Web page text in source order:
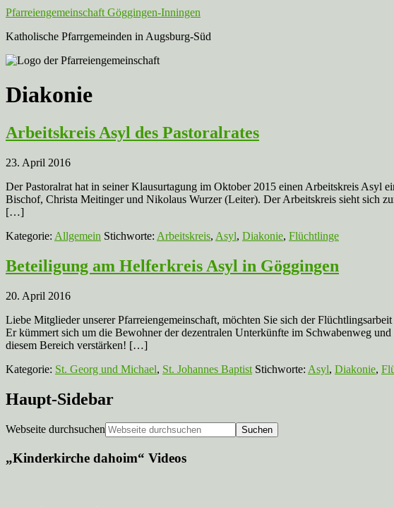
Pfarreiengemeinschaft Göggingen-Inningen
Katholische Pfarrgemeinden in Augsburg-Süd
Diakonie
Arbeitskreis Asyl des Pastoralrates
23. April 2016
Der Pastoralrat hat in seiner Klausurtagung im Oktober 2015 einen Arbeitskreis Asyl
Bischof, Christa Meitinger und Nikolaus Wurzer (Leiter). Der Arbeitskreis sieht sich
[…]
Kategorie: Allgemein Stichworte: Arbeitskreis, Asyl, Diakonie, Flüchtlinge
Beteiligung am Helferkreis Asyl in Göggingen
20. April 2016
Liebe Mitglieder unserer Pfarreiengemeinschaft, möchten Sie sich der
Er kümmert sich um die Bewohner der dezentralen Unterkünfte im Schwabenweg
diesem Bereich verstärken! […]
Kategorie: St. Georg und Michael, St. Johannes Baptist Stichworte: Asyl, Diakonie,
Haupt-Sidebar
Webseite durchsuchen
„Kinderkirche dahoim“ Videos